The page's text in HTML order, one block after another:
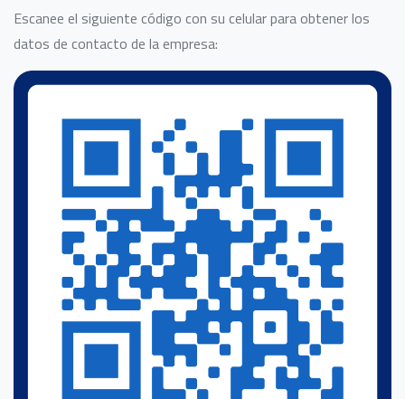
Escanee el siguiente código con su celular para obtener los
datos de contacto de la empresa: